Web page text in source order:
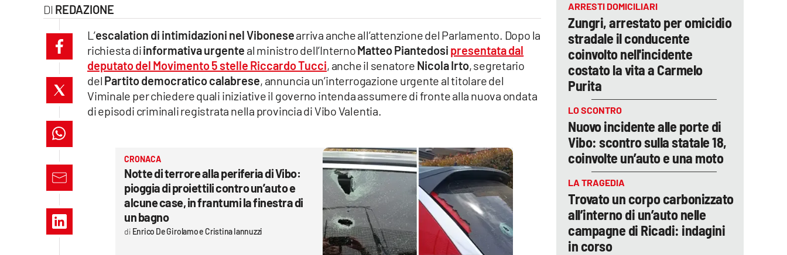
cosenzachannel.it
catanzarochannel.it
lacapitalenews.it
REDAZIONE
L’escalation di intimidazioni nel Vibonesearriva anche all’attenzione del Parlamento. Dopo la
richiesta diinformativa urgente al ministro dell’InternoMatteo Piantedosi presentata dal
deputato del Movimento 5 stelle Riccardo Tucci, anche il senatore Nicola Irto, segretario
del Partito democratico calabrese, annuncia un’interrogazione urgente al titolare del
Viminale per chiedere quali iniziative il governo intenda assumere di fronte alla nuova ondata
di episodi criminali registrata nella provincia di Vibo Valentia.
CRONACA
Notte di terrore alla periferia di Vibo:
pioggia di proiettili contro un’auto e
alcune case, in frantumi la finestra di
un bagno
Enrico De Girolamo e Cristina Iannuzzi
ARRESTI DOMICILIARI
Zungri, arrestato per omicidio
stradale il conducente
coinvolto nell'incidente
costato la vita a Carmelo
Purita
LO SCONTRO
Nuovo incidente alle porte di
Vibo: scontro sulla statale 18,
coinvolte un’auto e una moto
LA TRAGEDIA
Trovato un corpo carbonizzato
all’interno di un’auto nelle
campagne di Ricadi: indagini
in corso